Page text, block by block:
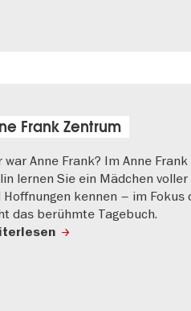
Frank Zentrum
war Anne Frank? Im Anne
lernen Sie ein Mädchen
Hoffnungen kennen – im Fokus
das berühmte Tagebuch.